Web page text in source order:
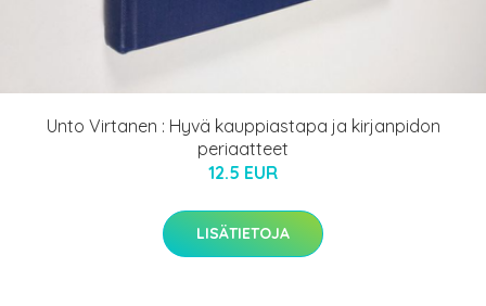
Unto Virtanen : Hyvä kauppiastapa ja kirjanpidon
periaatteet
12.5 EUR
LISÄTIETOJA